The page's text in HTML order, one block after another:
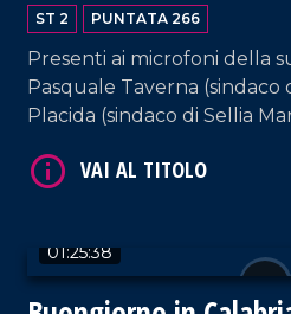
ST 2 PUNTATA 266
Presenti ai microfoni della
Pasquale Taverna (sindaco
Placida (sindaco di Sellia
01:25:38
VAI AL TITOLO
VAI AL TITOLO